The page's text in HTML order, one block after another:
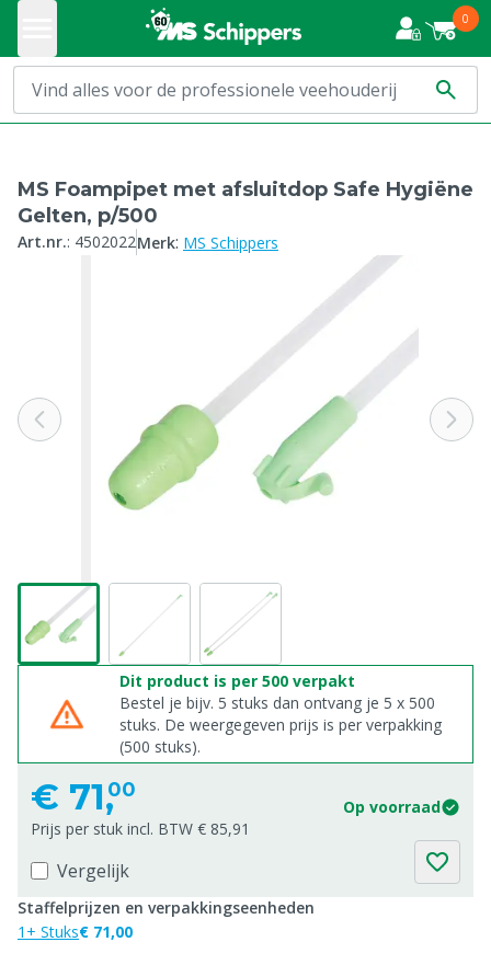
0
MS Foampipet met afsluitdop Safe Hygiëne
Gelten, p/500
Art.nr.: 4502022Merk: MS Schippers
Dit product is per 500 verpakt
Bestel je bijv. 5 stuks dan ontvang je 5 x 500
stuks. De weergegeven prijs is per verpakking
(500 stuks).
€ 71,00
Op voorraad
Prijs per stuk incl. BTW € 85,91
Vergelijk
Staffelprijzen en verpakkingseenheden
1+ Stuks€ 71,00